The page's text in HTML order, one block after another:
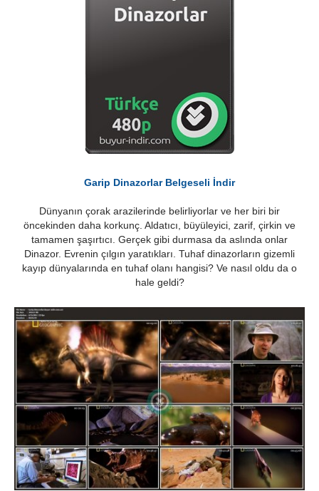
Garip Dinazorlar Belgeseli İndir
Dünyanın çorak arazilerinde belirliyorlar ve her biri bir
öncekinden daha korkunç. Aldatıcı, büyüleyici, zarif, çirkin ve
tamamen şaşırtıcı. Gerçek gibi durmasa da aslında onlar
Dinazor. Evrenin çılgın yaratıkları. Tuhaf dinazorların gizemli
kayıp dünyalarında en tuhaf olanı hangisi? Ve nasıl oldu da o
hale geldi?